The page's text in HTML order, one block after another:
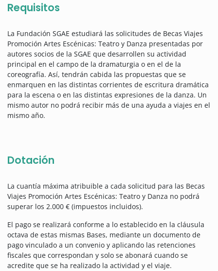
Requisitos
La Fundación SGAE estudiará las solicitudes de Becas Viajes
Promoción Artes Escénicas: Teatro y Danza presentadas por
autores socios de la SGAE que desarrollen su actividad
principal en el campo de la dramaturgia o en el de la
coreografía. Así, tendrán cabida las propuestas que se
enmarquen en las distintas corrientes de escritura dramática
para la escena o en las distintas expresiones de la danza. Un
mismo autor no podrá recibir más de una ayuda a viajes en el
mismo año.
Dotación
La cuantía máxima atribuible a cada solicitud para las Becas
Viajes Promoción Artes Escénicas: Teatro y Danza no podrá
superar los 2.000 € (impuestos incluidos).
El pago se realizará conforme a lo establecido en la cláusula
octava de estas mismas Bases, mediante un documento de
pago vinculado a un convenio y aplicando las retenciones
fiscales que correspondan y solo se abonará cuando se
acredite que se ha realizado la actividad y el viaje.